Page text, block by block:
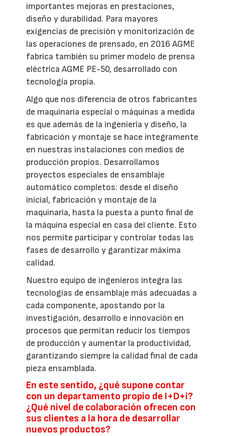
importantes mejoras en prestaciones,
diseño y durabilidad. Para mayores
exigencias de precisión y monitorización de
las operaciones de prensado, en 2016 AGME
fabrica también su primer modelo de prensa
eléctrica AGME PE-50, desarrollado con
tecnología propia.
Algo que nos diferencia de otros fabricantes
de maquinaria especial o máquinas a medida
es que además de la ingeniería y diseño, la
fabricación y montaje se hace íntegramente
en nuestras instalaciones con medios de
producción propios. Desarrollamos
proyectos especiales de ensamblaje
automático completos: desde el diseño
inicial, fabricación y montaje de la
maquinaria, hasta la puesta a punto final de
la máquina especial en casa del cliente. Esto
nos permite participar y controlar todas las
fases de desarrollo y garantizar máxima
calidad.
Nuestro equipo de ingenieros integra las
tecnologías de ensamblaje más adecuadas a
cada componente, apostando por la
investigación, desarrollo e innovación en
procesos que permitan reducir los tiempos
de producción y aumentar la productividad,
garantizando siempre la calidad final de cada
pieza ensamblada.
En este sentido, ¿qué supone contar
con un departamento propio de I+D+i?
¿Qué nivel de colaboración ofrecen con
sus clientes a la hora de desarrollar
nuevos productos?